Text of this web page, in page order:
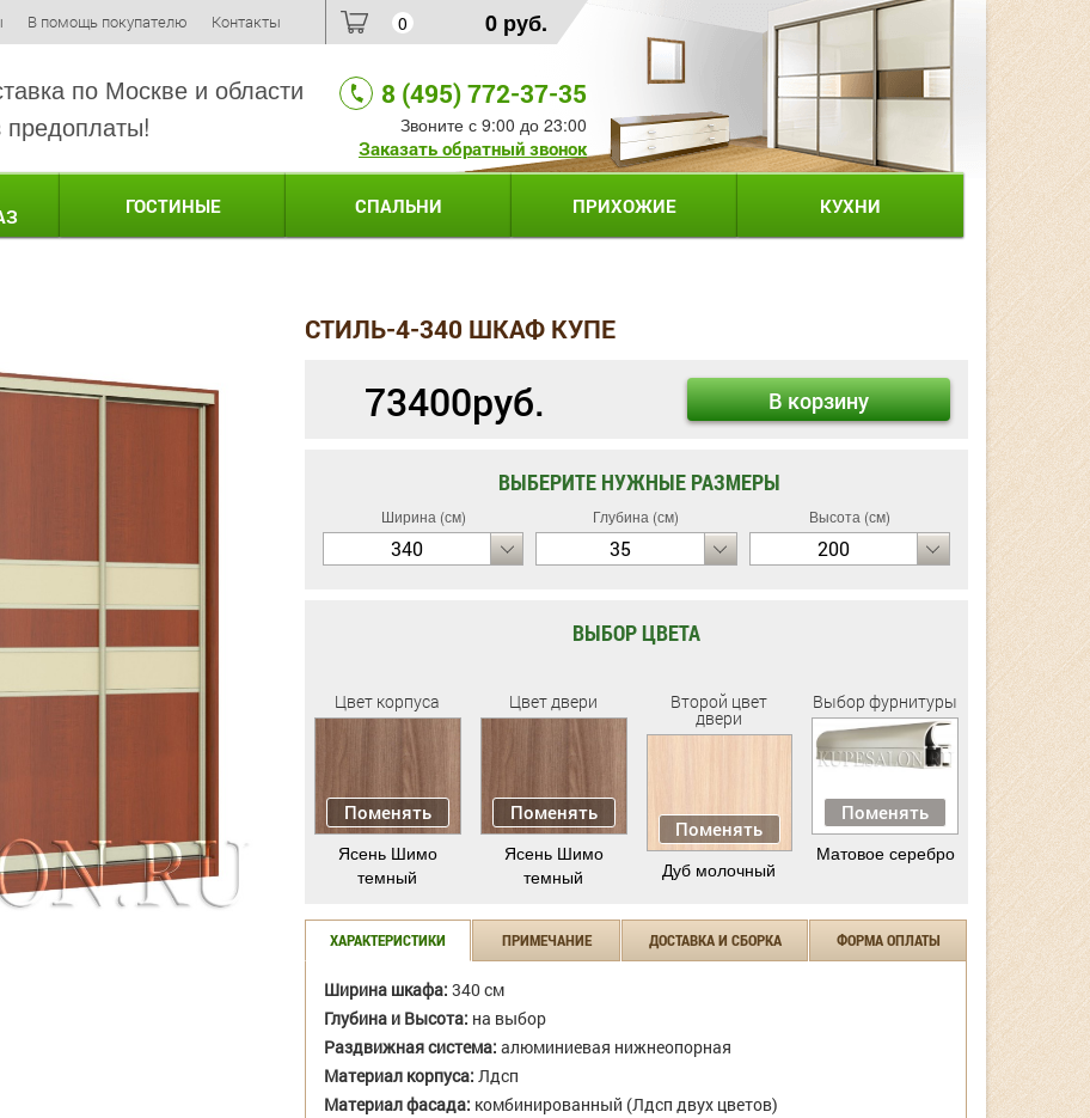
В помощь покупателю Контакты 0 0 руб.
по Москве и области
предоплаты!
8 (495) 772-37-35
Звоните с 9:00 до 23:00
Заказать обратный звонок
ГОСТИНЫЕ СПАЛЬНИ ПРИХОЖИЕ КУХНИ
СТИЛЬ-4-340 ШКАФ КУПЕ
73400руб. В корзину
ВЫБЕРИТЕ НУЖНЫЕ РАЗМЕРЫ
Ширина (см)
340
Глубина (см)
35
Высота (см)
200
ВЫБОР ЦВЕТА
Цвет корпуса
Поменять
Ясень Шимо
темный
Цвет двери
Поменять
Ясень Шимо
темный
Второй цвет
двери
Поменять
Дуб молочный
Выбор фурнитуры
Поменять
Матовое серебро
ХАРАКТЕРИСТИКИ ПРИМЕЧАНИЕ ДОСТАВКА И СБОРКА ФОРМА ОПЛАТЫ
Ширина шкафа: 340 см
Глубина и Высота: на выбор
Раздвижная система: алюминиевая нижнеопорная
Материал корпуса: Лдсп
Материал фасада: комбинированный (Лдсп двух цветов)